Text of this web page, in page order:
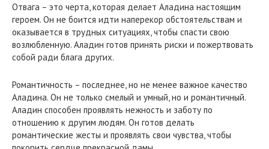
Отвага – это черта, которая делает Аладина настоящим
героем. Он не боится идти наперекор обстоятельствам и
оказывается в трудных ситуациях, чтобы спасти свою
возлюбленную. Аладин готов принять риски и пожертвовать
собой ради блага других.
Романтичность – последнее, но не менее важное качество
Аладина. Он не только смелый и умный, но и романтичный.
Аладин способен проявлять нежность и заботу по
отношению к другим людям. Он готов делать
романтические жесты и проявлять свои чувства, чтобы